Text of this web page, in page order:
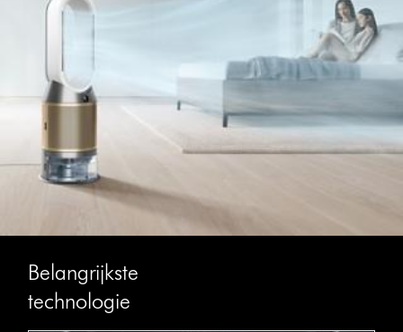
Belangrijkste
technologie